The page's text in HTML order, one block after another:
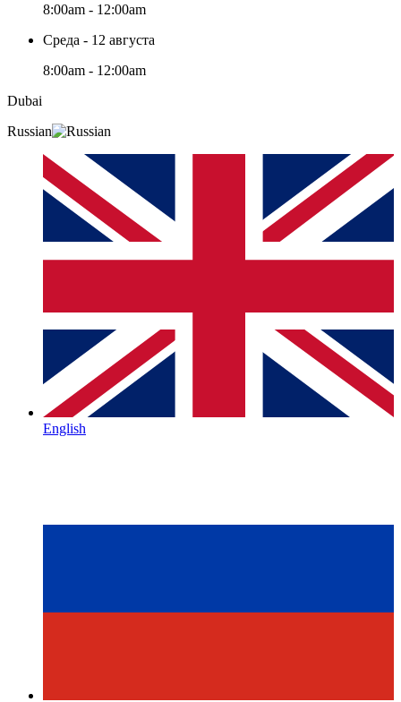
8:00am - 12:00am
Среда - 12 августа
8:00am - 12:00am
Dubai
Russian
English